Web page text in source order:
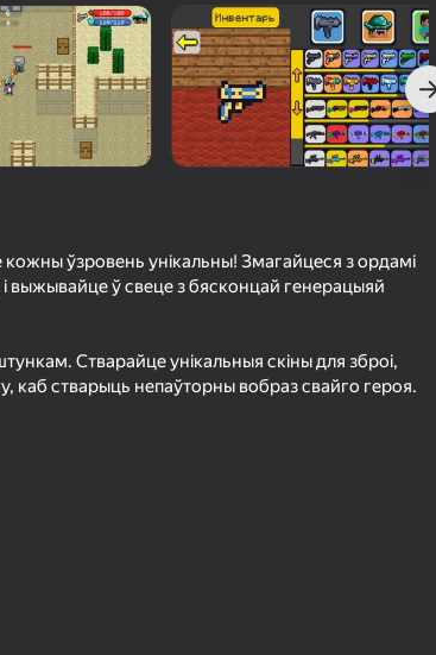
Shooter
Baronix Games
Для дваіх
Для хлопчыкаў
Яндэкс Гульняў
ўзровень унікальны! Змагайцеся з ордамі
выжывайце ў свеце з бясконцай генерацыяй
Стварайце унікальныя скіны для зброі,
каб стварыць непаўторны вобраз свайго героя.